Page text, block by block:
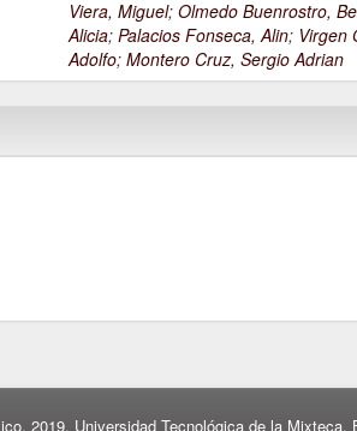
Viera, Miguel;Olmedo Buenrostro,
Alicia;Palacios Fonseca, Alin; Virgen
Adolfo;Montero Cruz, Sergio Adrian
2019. Universidad Tecnológica de la Mixteca.